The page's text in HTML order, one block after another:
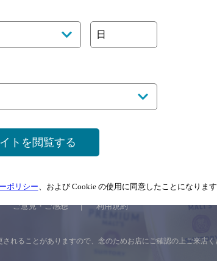
ご意見・ご感想 利用規約
れることがありますので、 念のためお店にご確認の上ご来店
日
トを閲覧する
ポリシー 、および Cookie の使用に同意したことになります